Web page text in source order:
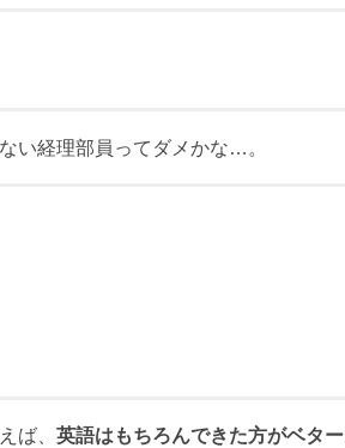
い経理部員ってダメかな…。
ば、英語はもちろんできた方がベター